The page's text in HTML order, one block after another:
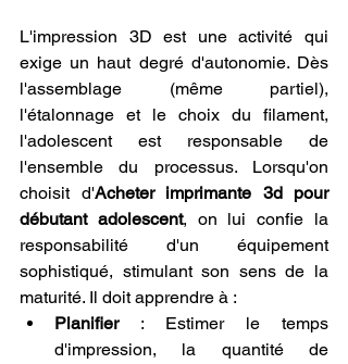
L'impression 3D est une activité qui
exige un haut degré d'autonomie. Dès
l'assemblage (même partiel),
l'étalonnage et le choix du filament,
l'adolescent est responsable de
l'ensemble du processus. Lorsqu'on
choisit d'Acheter imprimante 3d pour
débutant adolescent, on lui confie la
responsabilité d'un équipement
sophistiqué, stimulant son sens de la
maturité. Il doit apprendre à :
Planifier : Estimer le temps
d'impression, la quantité de